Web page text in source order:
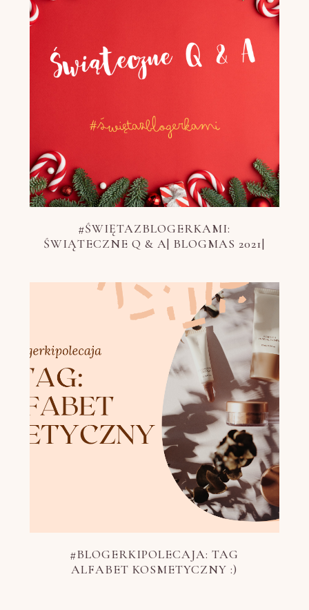
#ŚWIĘTAZBLOGERKAMI:
ŚWIĄTECZNE Q & A| BLOGMAS 2021|
#BLOGERKIPOLECAJA: TAG
ALFABET KOSMETYCZNY :)